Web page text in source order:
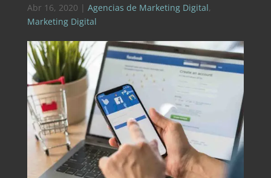
Abr 16, 2020 | Agencias de Marketing Digital,
Marketing Digital